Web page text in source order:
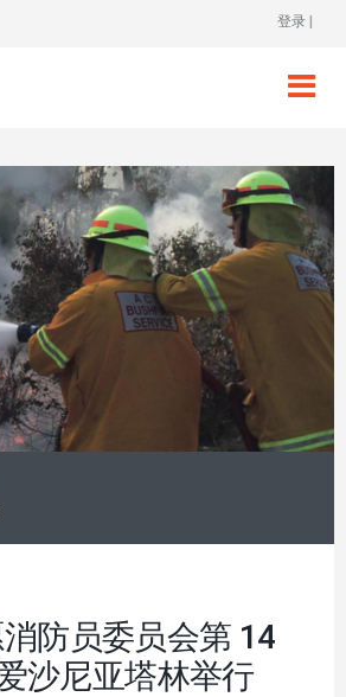
标
右
登录
防员委员会第 14
沙尼亚塔林举行